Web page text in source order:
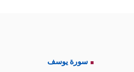
سورة يوسف